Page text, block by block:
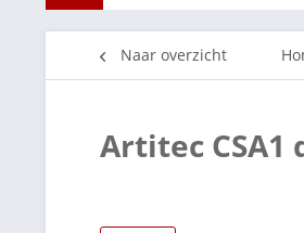
Naar overzicht
Artitec CSA1